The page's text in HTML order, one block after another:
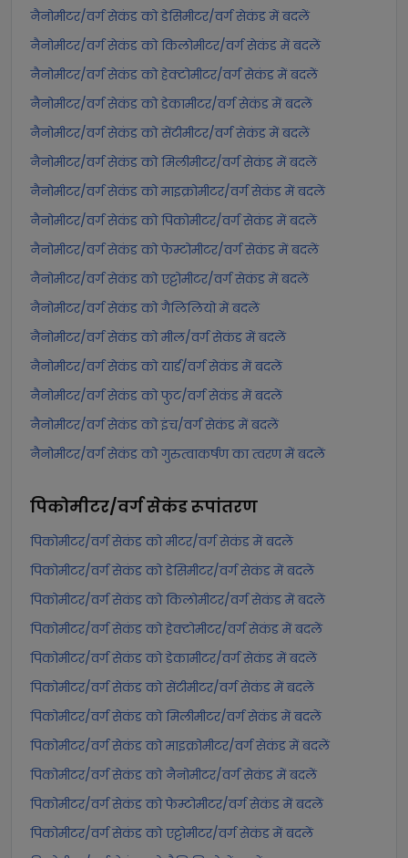
नैनोमीटर/वर्ग सेकंड को डेसिमीटर/वर्ग सेकंड में बदलें
नैनोमीटर/वर्ग सेकंड को किलोमीटर/वर्ग सेकंड में बदलें
नैनोमीटर/वर्ग सेकंड को हेक्टोमीटर/वर्ग सेकंड में बदलें
नैनोमीटर/वर्ग सेकंड को डेकामीटर/वर्ग सेकंड में बदलें
नैनोमीटर/वर्ग सेकंड को सेंटीमीटर/वर्ग सेकंड में बदलें
नैनोमीटर/वर्ग सेकंड को मिलीमीटर/वर्ग सेकंड में बदलें
नैनोमीटर/वर्ग सेकंड को माइक्रोमीटर/वर्ग सेकंड में बदलें
नैनोमीटर/वर्ग सेकंड को पिकोमीटर/वर्ग सेकंड में बदलें
नैनोमीटर/वर्ग सेकंड को फेम्टोमीटर/वर्ग सेकंड में बदलें
नैनोमीटर/वर्ग सेकंड को एट्टोमीटर/वर्ग सेकंड में बदलें
नैनोमीटर/वर्ग सेकंड को गैलिलियो में बदलें
नैनोमीटर/वर्ग सेकंड को मील/वर्ग सेकंड में बदलें
नैनोमीटर/वर्ग सेकंड को यार्ड/वर्ग सेकंड में बदलें
नैनोमीटर/वर्ग सेकंड को फुट/वर्ग सेकंड में बदलें
नैनोमीटर/वर्ग सेकंड को इंच/वर्ग सेकंड में बदलें
नैनोमीटर/वर्ग सेकंड को गुरुत्वाकर्षण का त्वरण में बदलें
पिकोमीटर/वर्ग सेकंडरूपांतरण
पिकोमीटर/वर्ग सेकंड को मीटर/वर्ग सेकंड में बदलें
पिकोमीटर/वर्ग सेकंड को डेसिमीटर/वर्ग सेकंड में बदलें
पिकोमीटर/वर्ग सेकंड को किलोमीटर/वर्ग सेकंड में बदलें
पिकोमीटर/वर्ग सेकंड को हेक्टोमीटर/वर्ग सेकंड में बदलें
पिकोमीटर/वर्ग सेकंड को डेकामीटर/वर्ग सेकंड में बदलें
पिकोमीटर/वर्ग सेकंड को सेंटीमीटर/वर्ग सेकंड में बदलें
पिकोमीटर/वर्ग सेकंड को मिलीमीटर/वर्ग सेकंड में बदलें
पिकोमीटर/वर्ग सेकंड को माइक्रोमीटर/वर्ग सेकंड में बदलें
पिकोमीटर/वर्ग सेकंड को नैनोमीटर/वर्ग सेकंड में बदलें
पिकोमीटर/वर्ग सेकंड को फेम्टोमीटर/वर्ग सेकंड में बदलें
पिकोमीटर/वर्ग सेकंड को एट्टोमीटर/वर्ग सेकंड में बदलें